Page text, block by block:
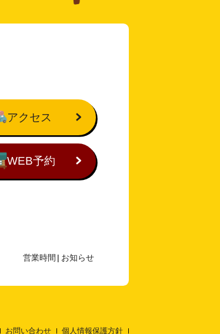
アクセス
WEB予約
営業時間 | お知らせ
お問い合わせ 個人情報保護方針